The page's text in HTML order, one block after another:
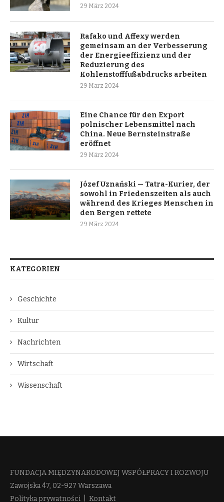
29 März 2024
Rafako und Affexy werden
gemeinsam an der Verbesserung
der Energieeffizienz und der
Reduzierung des
Kohlenstofffußabdrucks arbeiten
29 März 2024
Eine Chance für den Export
polnischer Lebensmittel nach
China. Neue Bernsteinstraße
eröffnet
29 März 2024
Józef Uznański — Tatra-Kurier, der
sowohl in Friedenszeiten als auch
während des Krieges Menschen in
den Bergen rettete
29 März 2024
KATEGORIEN
Geschichte
Kultur
Nachrichten
Wirtschaft
Wissenschaft
FUNDACJA MIĘDZYNARODOWEJ WSPÓŁPRACY I ROZWOJU​
Zawojska 47, 02-927 Warszawa
Polityka prywatności
Kontakt